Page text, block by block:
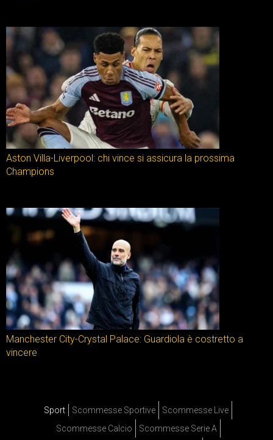
Aston Villa-Liverpool: chi vince si assicura la prossima
Champions
Manchester City-Crystal Palace: Guardiola è costretto a
vincere
Sport Scommesse Sportive
Scommesse Live
Scommesse Calcio
Scommesse Serie A